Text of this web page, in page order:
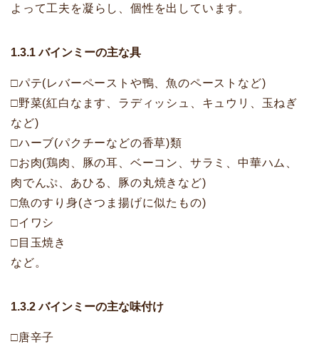
よって工夫を凝らし、個性を出しています。
1.3.1 バインミーの主な具
□パテ(レバーペーストや鴨、魚のペーストなど)
□野菜(紅白なます、ラディッシュ、キュウリ、玉ねぎ
など)
□ハーブ(パクチーなどの香草)類
□お肉(鶏肉、豚の耳、ベーコン、サラミ、中華ハム、
肉でんぷ、あひる、豚の丸焼きなど)
□魚のすり身(さつま揚げに似たもの)
□イワシ
□目玉焼き
など。
1.3.2 バインミーの主な味付け
□唐辛子